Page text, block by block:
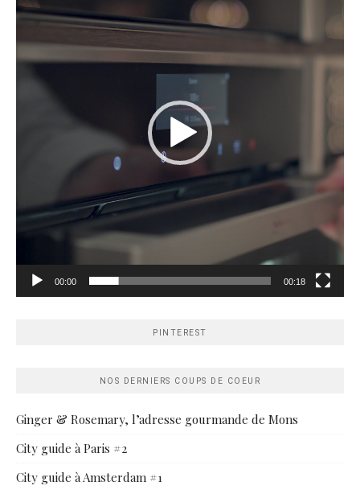
00:00 00:18
PINTEREST
NOS DERNIERS COUPS DE COEUR
Ginger & Rosemary, l’adresse gourmande de Mons
City guide à Paris #2
City guide à Amsterdam #1